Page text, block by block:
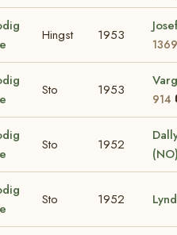
Hingst 1953
1369
Sto 1953
914
Sto 1952
Sto 1952